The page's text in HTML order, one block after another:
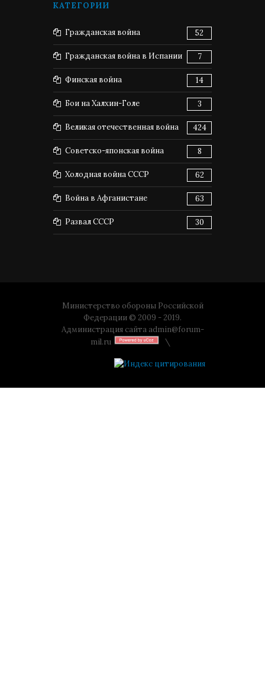
КАТЕГОРИИ
Гражданская война 52
Гражданская война в Испании 7
Финская война 14
Бои на Халхин-Голе 3
Великая отечественная война 424
Советско-японская война 8
Холодная война СССР 62
Война в Афганистане 63
Развал СССР 30
Министерство обороны Российской
Федерации © 2009 - 2019.
Администрация сайта admin@forum-
mil.ru